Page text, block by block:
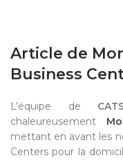
Article de
Business
L’équipe de
chaleureusement
mettant en avant les
Centers pour la